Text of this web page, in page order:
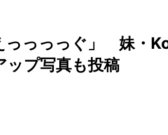
っっっっぐ」 妹・
ップ写真も投稿